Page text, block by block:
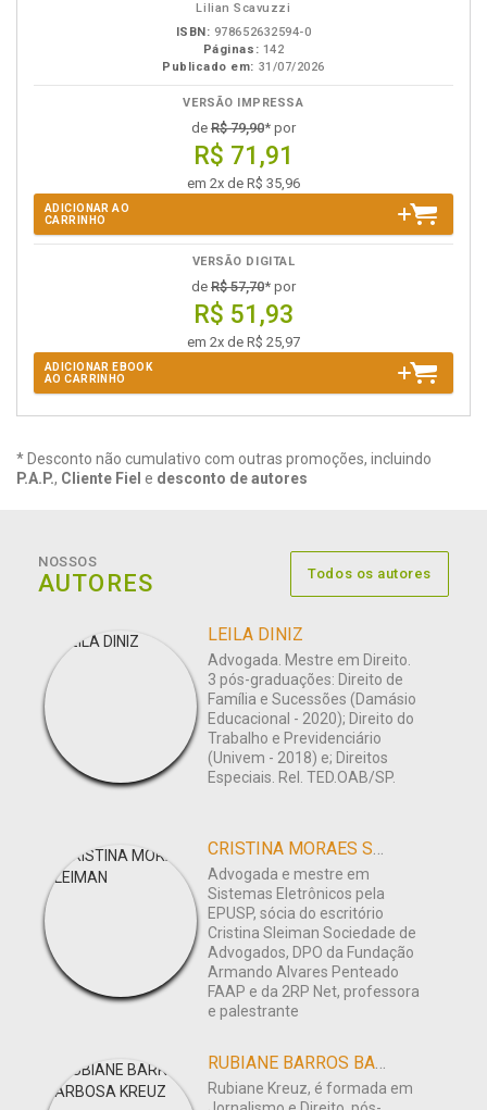
Lilian Scavuzzi
ISBN: 978652632594-0
Páginas: 142
Publicado em: 31/07/2026
VERSÃO IMPRESSA
de R$ 79,90* por
R$ 71,91
em 2x de R$ 35,96
ADICIONAR AO
CARRINHO
VERSÃO DIGITAL
de R$ 57,70* por
R$ 51,93
em 2x de R$ 25,97
ADICIONAR EBOOK
AO CARRINHO
* Desconto não cumulativo com outras promoções, incluindo
P.A.P., Cliente Fiel e desconto de autores
NOSSOS
AUTORES Todos os autores
LEILA DINIZ
Advogada. Mestre em Direito.
3 pós-graduações: Direito de
Família e Sucessões (Damásio
Educacional - 2020); Direito do
Trabalho e Previdenciário
(Univem - 2018) e; Direitos
Especiais. Rel. TED.OAB/SP.
CRISTINA MORAES SLEIMAN
Advogada e mestre em
Sistemas Eletrônicos pela
EPUSP, sócia do escritório
Cristina Sleiman Sociedade de
Advogados, DPO da Fundação
Armando Alvares Penteado
FAAP e da 2RP Net, professora
e palestrante
RUBIANE BARROS BARBOSA KREUZ
Rubiane Kreuz, é formada em